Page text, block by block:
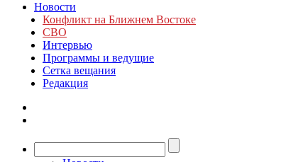
Новости
Конфликт на Ближнем Востоке
СВО
Интервью
Программы и ведущие
Сетка вещания
Редакция